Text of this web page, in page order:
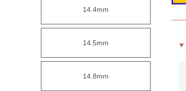
14.4mm
14.5mm
14.8mm